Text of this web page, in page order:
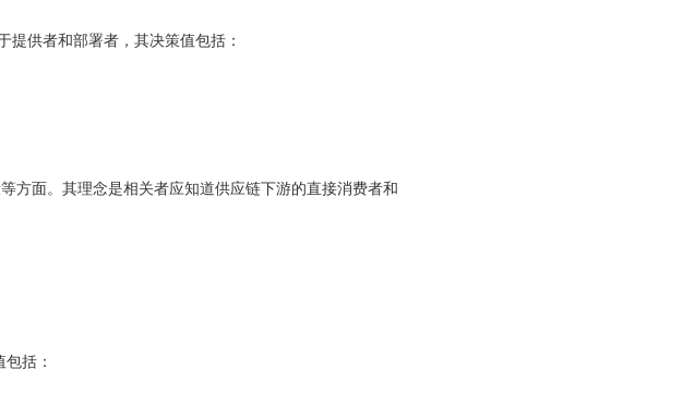
供者和部署者，其决策值包括：
面。其理念是相关者应知道供应链下游的直接消费者和
括：